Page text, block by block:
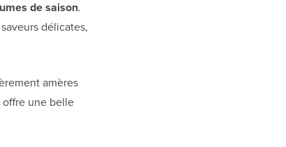
de saison.
délicates,
amères
offre une belle